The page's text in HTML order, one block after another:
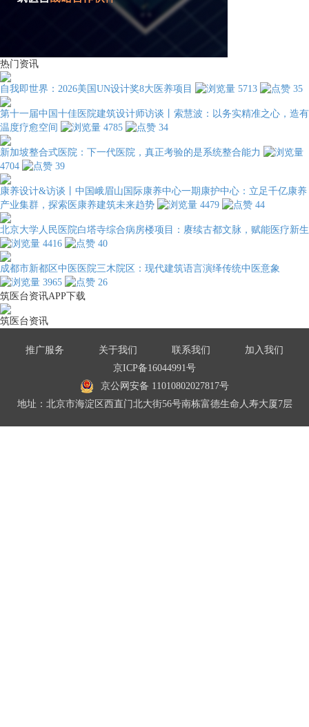
热门资讯
自我即世界：2026美国UN设计奖8大医养项目 5713 35
第十一届中国十佳医院建筑设计师访谈丨索慧波：以务实精准之心，造有
温度疗愈空间
4785 34
新加坡整合式医院：下一代医院，真正考验的是系统整合能力
4704
39
康养设计&访谈丨中国峨眉山国际康养中心一期康护中心：立足千亿康养
产业集群，探索医康养建筑未来趋势
4479 44
北京大学人民医院白塔寺综合病房楼项目：赓续古都文脉，赋能医疗新生
4416
40
成都市新都区中医医院三木院区：现代建筑语言演绎传统中医意象
3965
26
筑医台资讯APP下载
筑医台资讯
推广服务 关于我们 联系我们
加入我们
京ICP备16044991号
京公网安备 11010802027817号
地址：北京市海淀区西直门北大街56号南栋富德生命人寿大厦7层